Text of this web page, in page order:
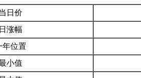
日价
日涨幅
年位置
小值